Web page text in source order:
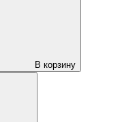
В корзину